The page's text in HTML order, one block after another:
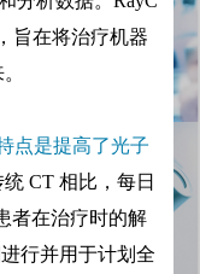
旨在将治疗机器
点是提高了光子
统 CT 相比，每日
者在治疗时的解
行并用于计划全